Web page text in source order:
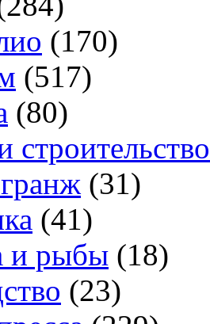
(170)
(517)
(80)
строительство
(31)
(41)
и рыбы (18)
(23)